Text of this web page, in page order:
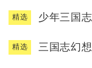
精选
精选 三国志幻